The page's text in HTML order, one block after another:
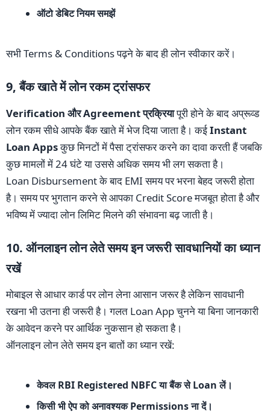
ऑटो डेबिट नियम समझें
सभी Terms & Conditions पढ़ने के बाद ही लोन स्वीकार करें।
9, बैंक खाते में लोन रकम ट्रांसफर
Verification और Agreement प्रक्रियापूरी होने के बाद अप्रूव्ड
लोन रकम सीधे आपके बैंक खाते में भेज दिया जाता है। कईInstant
Loan Appsकुछ मिनटों में पैसा ट्रांसफर करने का दावा करती हैं जबकि
कुछ मामलों में 24 घंटे या उससे अधिक समय भी लग सकता है।
Loan Disbursement के बाद EMI समय पर भरना बेहद जरूरी होता
है। समय पर भुगतान करने से आपका Credit Score मजबूत होता है और
भविष्य में ज्यादा लोन लिमिट मिलने की संभावना बढ़ जाती है।
10. ऑनलाइन लोन लेते समय इन जरूरी सावधानियों का ध्यान
रखें
मोबाइल से आधार कार्ड पर लोन लेना आसान जरूर है लेकिन सावधानी
रखना भी उतना ही जरूरी है। गलत Loan App चुनने या बिना जानकारी
के आवेदन करने पर आर्थिक नुकसान हो सकता है।
ऑनलाइन लोन लेते समय इन बातों का ध्यान रखें:
केवल RBI Registered NBFC या बैंक से Loan लें।
किसी भी ऐप को अनावश्यक Permissions ना दें।